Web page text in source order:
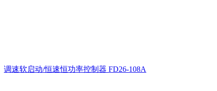
调速软启动/恒速恒功率控制器 FD26-108A